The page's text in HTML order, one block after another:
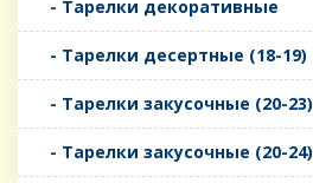
- Тарелки декоративные
- Тарелки десертные (18-19)
- Тарелки закусочные (20-23)
- Тарелки закусочные (20-24)